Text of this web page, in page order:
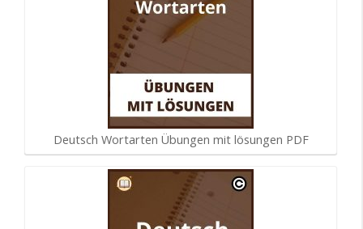
Deutsch Wortarten Übungen mit lösungen PDF